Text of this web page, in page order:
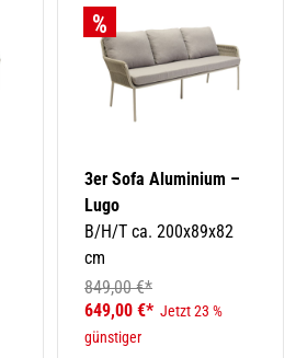
3er Sofa Aluminium –
Lugo
B/H/T ca. 200x89x82
cm
849,00 €*
649,00 €* Jetzt 23 %
günstiger